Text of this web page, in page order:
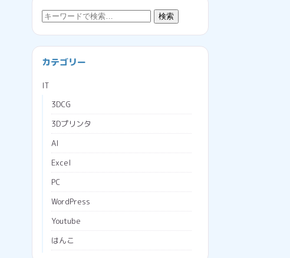
検
索:
検索
カテゴリー
IT
3DCG
3Dプリンタ
AI
Excel
PC
WordPress
Youtube
はんこ